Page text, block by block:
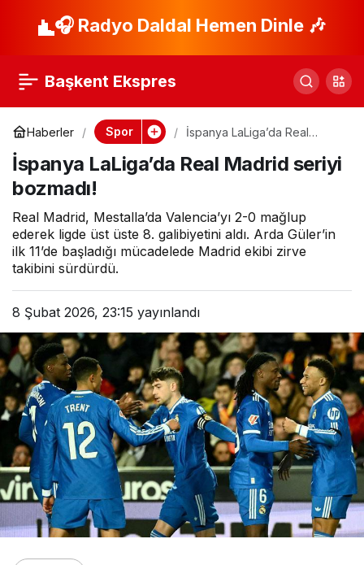
🎧 Radyo Daldal Hemen Dinle 🎶
Başkent Ekspres
Haberler Spor
İspanya LaLiga’da Real
İspanya LaLiga’da Real Madrid seriyi
bozmadı!
Real Madrid, Mestalla’da Valencia’yı 2-0 mağlup
ederek ligde üst üste 8. galibiyetini aldı. Arda Güler’in
ilk 11’de başladığı mücadelede Madrid ekibi zirve
takibini sürdürdü.
8 Şubat 2026, 23:15 yayınlandı
Fenerbahçe-
zaman, saat kaçta,
hangi kanalda?
Paylaş